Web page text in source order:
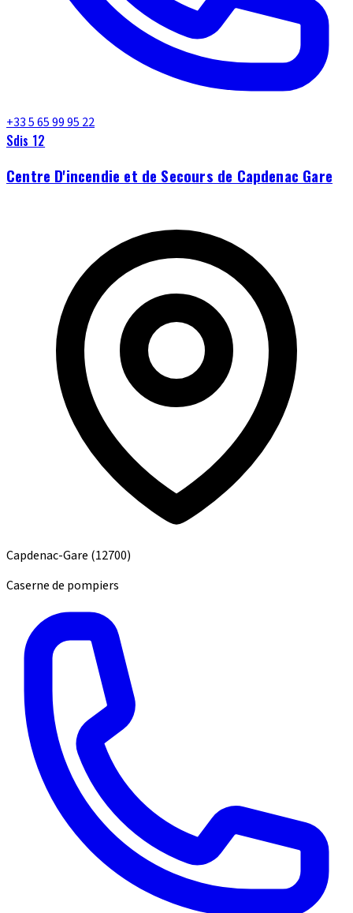
+33 5 65 99 95 22
Sdis 12
Centre D'incendie et de Secours de Capdenac Gare
Capdenac-Gare (12700)
Caserne de pompiers